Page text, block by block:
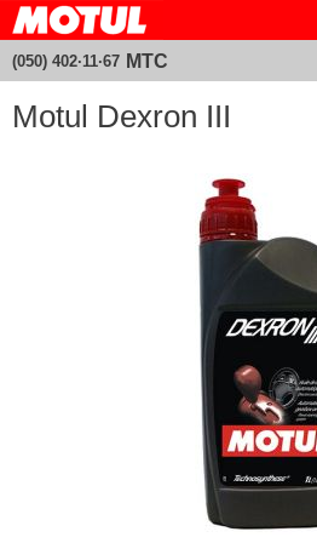
Motul Dexron III
(050) 402·11·67 МТС